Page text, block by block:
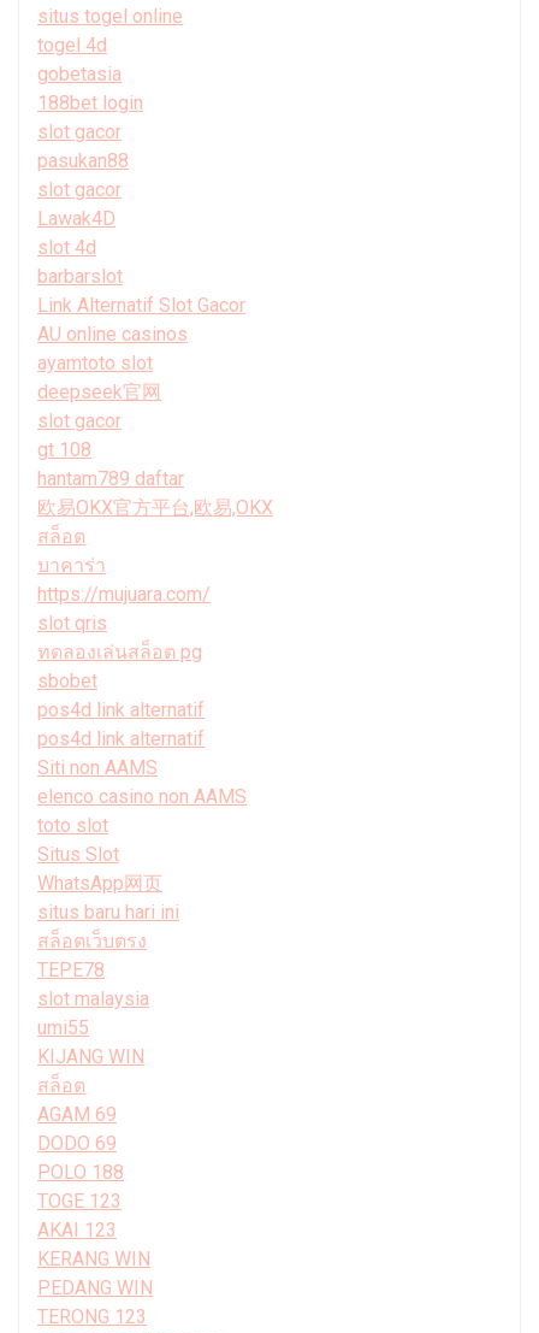
situs togel online
togel 4d
gobetasia
188bet login
slot gacor
pasukan88
slot gacor
Lawak4D
slot 4d
barbarslot
Link Alternatif Slot Gacor
AU online casinos
ayamtoto slot
deepseek官网
slot gacor
gt 108
hantam789 daftar
欧易OKX官方平台,欧易,OKX
สล็อต
บาคาร่า
https://mujuara.com/
slot qris
ทดลองเล่นสล็อต pg
sbobet
pos4d link alternatif
pos4d link alternatif
Siti non AAMS
elenco casino non AAMS
toto slot
Situs Slot
WhatsApp网页
situs baru hari ini
สล็อตเว็บตรง
TEPE78
slot malaysia
umi55
KIJANG WIN
สล็อต
AGAM 69
DODO 69
POLO 188
TOGE 123
AKAI 123
KERANG WIN
PEDANG WIN
TERONG 123